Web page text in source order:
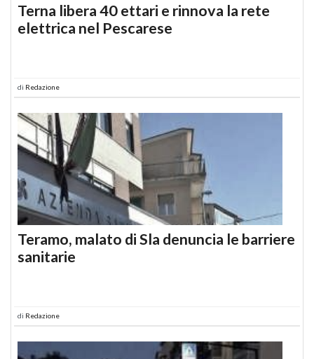
Terna libera 40 ettari e rinnova la rete
elettrica nel Pescarese
di Redazione
Teramo, malato di Sla denuncia le barriere
sanitarie
di Redazione